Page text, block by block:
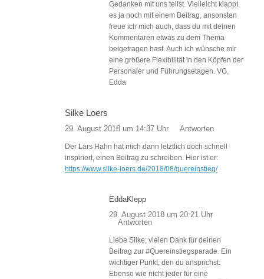
Gedanken mit uns teilst. Vielleicht klappt
es ja noch mit einem Beitrag, ansonsten
freue ich mich auch, dass du mit deinen
Kommentaren etwas zu dem Thema
beigetragen hast. Auch ich wünsche mir
eine größere Flexibilität in den Köpfen der
Personaler und Führungsetagen. VG,
Edda
Silke Loers
29. August 2018 um 14:37 Uhr Antworten
Der Lars Hahn hat mich dann letztlich doch schnell
inspiriert, einen Beitrag zu schreiben. Hier ist er:
https://www.silke-loers.de/2018/08/quereinstieg/
EddaKlepp
29. August 2018 um 20:21 Uhr
Antworten
Liebe Silke, vielen Dank für deinen
Beitrag zur #Quereinstiegsparade. Ein
wichtiger Punkt, den du ansprichst:
Ebenso wie nicht jeder für eine